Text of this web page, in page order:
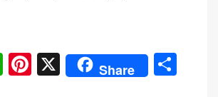
WhatsApp
Pinterest
X Share